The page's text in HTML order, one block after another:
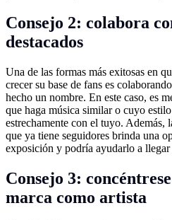
Consejo 2: colabora
destacados
Una de las formas más exitosas en
crecer su base de fans es
hecho un nombre. En este caso, es
que haga música similar o cuyo
estrechamente con el tuyo. Además,
que ya tiene seguidores brinda una
exposición y podría ayudarlo a llegar
Consejo 3:
marca como artista